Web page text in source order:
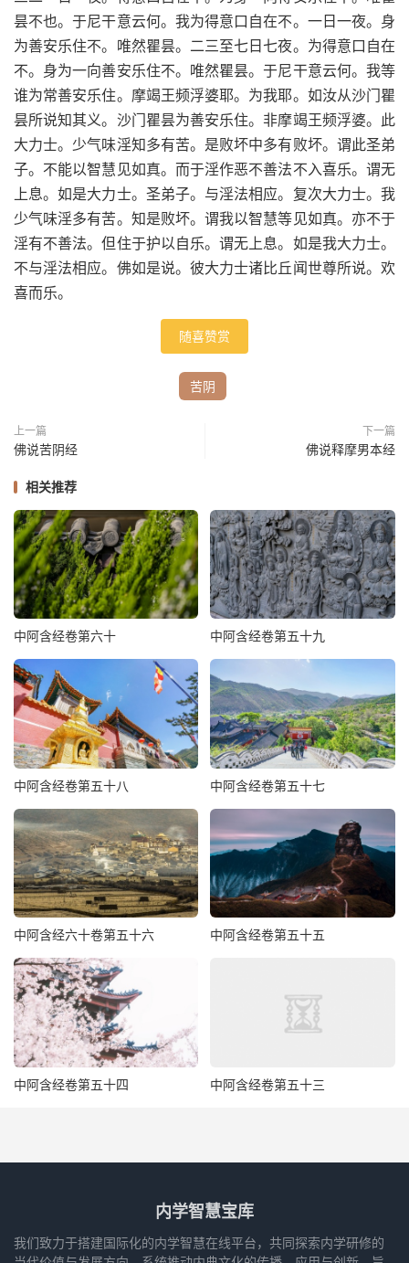
昙不也。于尼干意云何。我为得意口自在不。一日一夜。身
为善安乐住不。唯然瞿昙。二三至七日七夜。为得意口自在
不。身为一向善安乐住不。唯然瞿昙。于尼干意云何。我等
谁为常善安乐住。摩竭王频浮婆耶。为我耶。如汝从沙门瞿
昙所说知其义。沙门瞿昙为善安乐住。非摩竭王频浮婆。此
大力士。少气味淫知多有苦。是败坏中多有败坏。谓此圣弟
子。不能以智慧见如真。而于淫作恶不善法不入喜乐。谓无
上息。如是大力士。圣弟子。与淫法相应。复次大力士。我
少气味淫多有苦。知是败坏。谓我以智慧等见如真。亦不于
淫有不善法。但住于护以自乐。谓无上息。如是我大力士。
不与淫法相应。佛如是说。彼大力士诸比丘闻世尊所说。欢
喜而乐。
随喜赞赏
苦阴
上一篇
佛说苦阴经
下一篇
佛说释摩男本经
相关推荐
中阿含经卷第六十 中阿含经卷第五十九
中阿含经卷第五十八 中阿含经卷第五十七
中阿含经六十卷第五十六 中阿含经卷第五十五
中阿含经卷第五十四 中阿含经卷第五十三
内学智慧宝库
我们致力于搭建国际化的内学智慧在线平台，共同探索内学研修的